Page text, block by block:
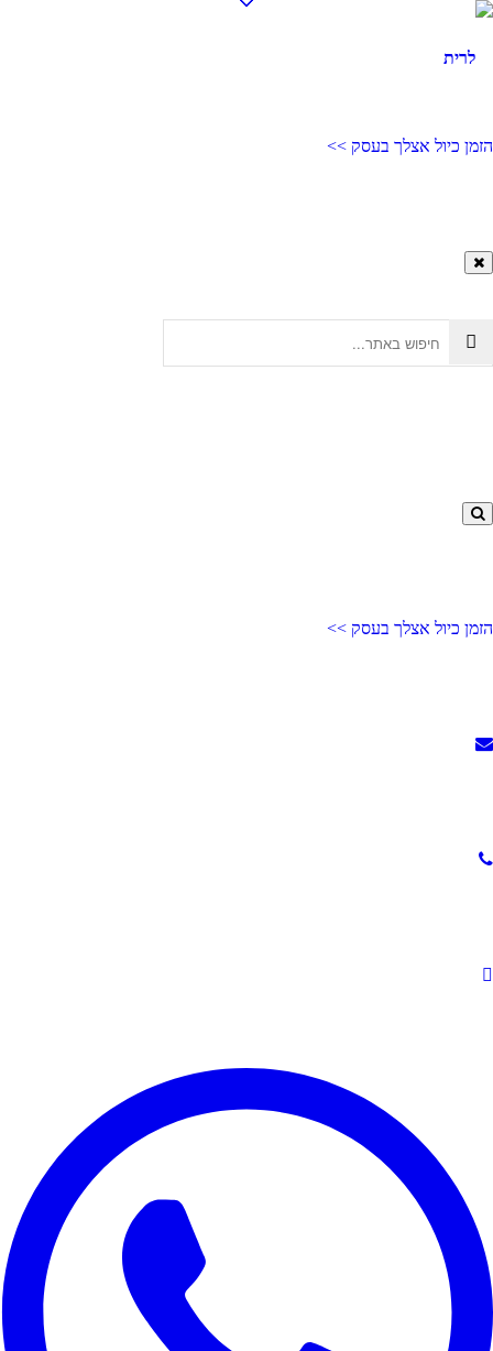
הזמן כיול אצלך בעסק >>
הזמן כיול אצלך בעסק >>